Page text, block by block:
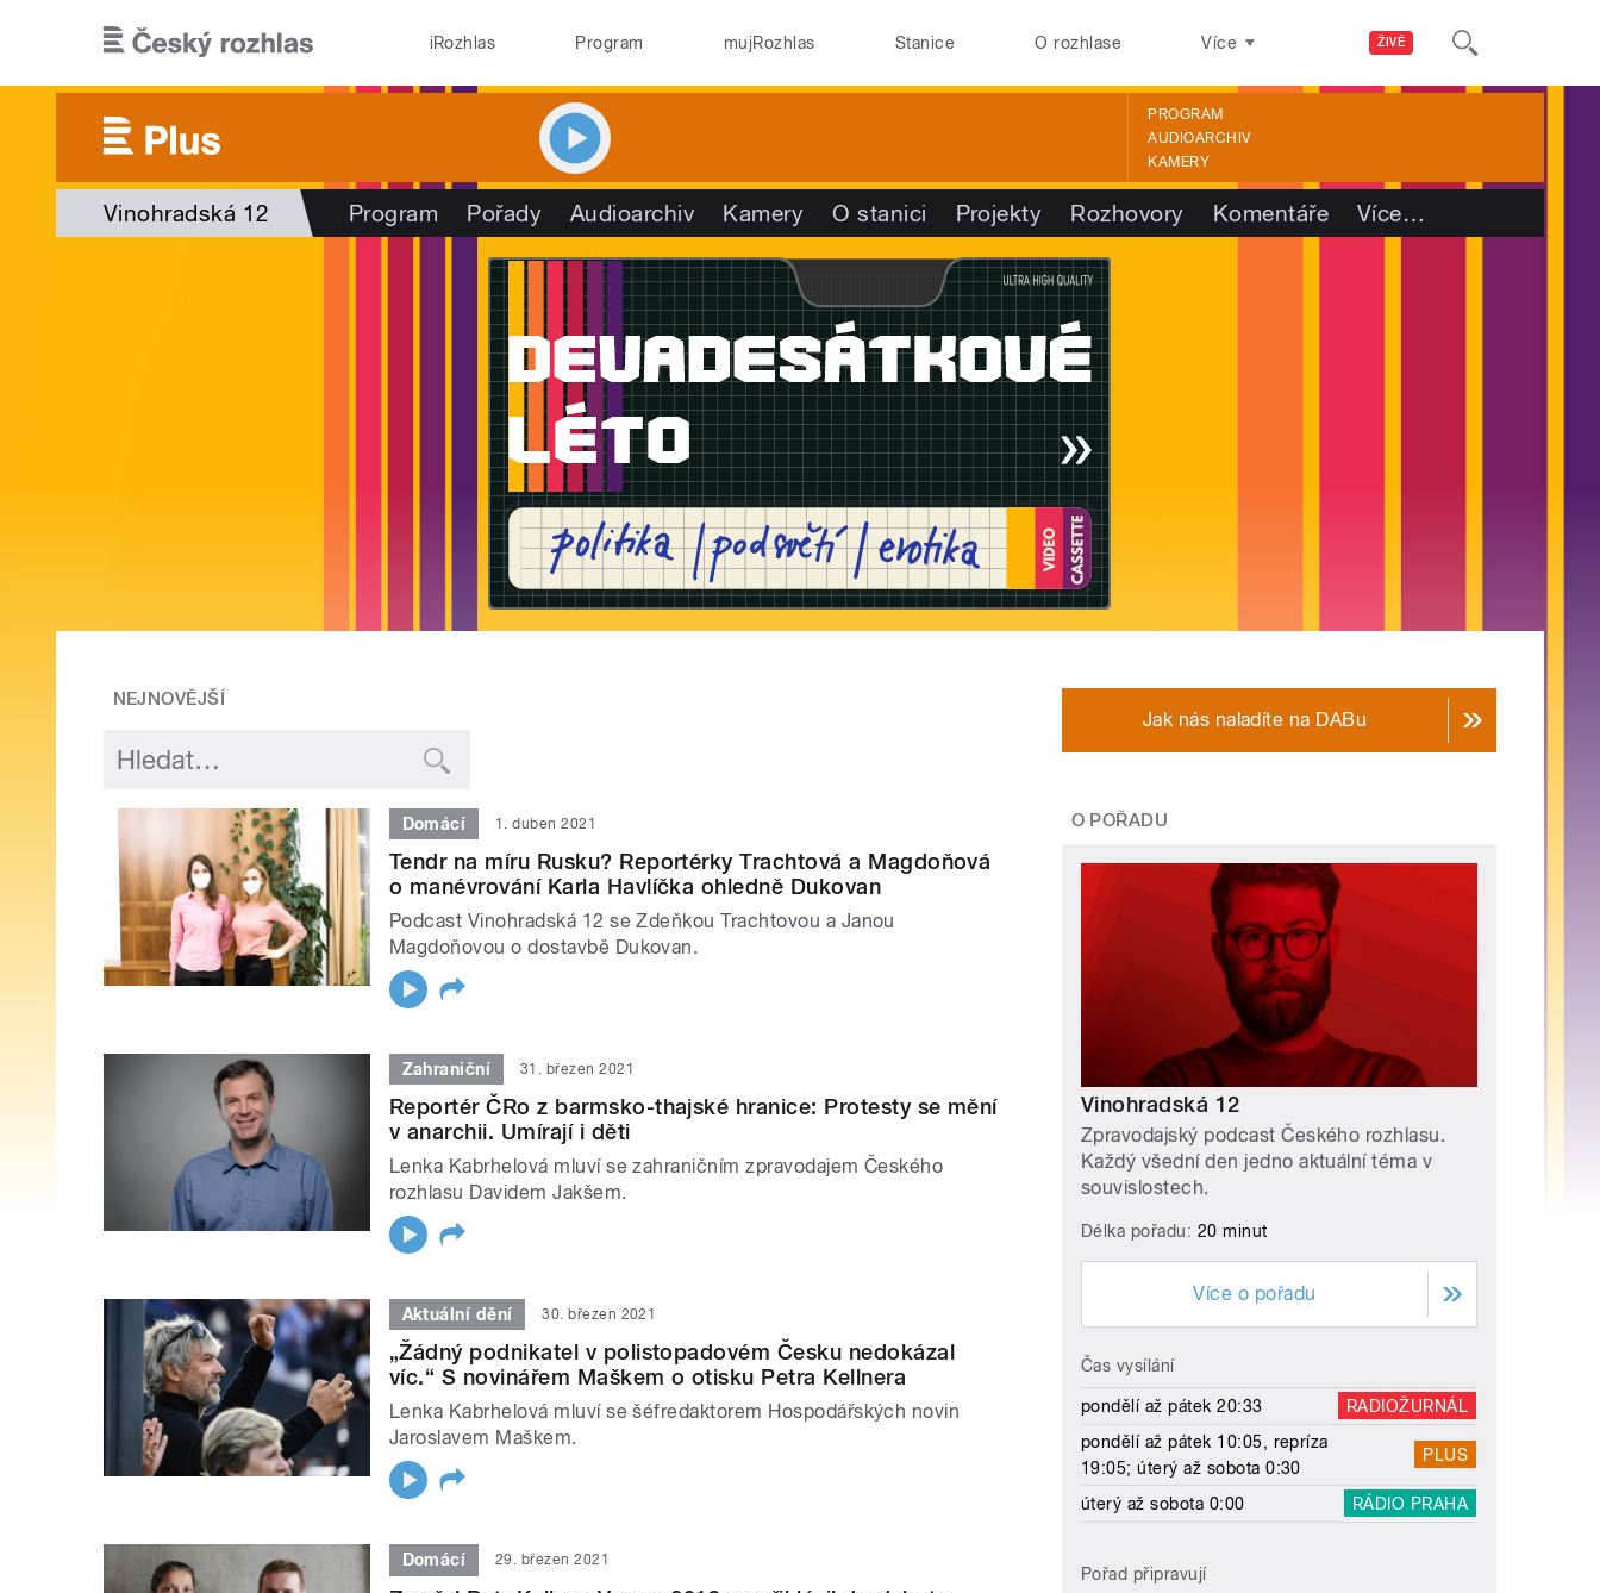
ŽIVĚ
iRozhlas Program mujRozhlas Stanice O rozhlase Více
PROGRAM
AUDIOARCHIV
KAMERY
Vinohradská 12 Program Pořady Audioarchiv Kamery O stanici Projekty Rozhovory Komentáře Více…
NEJNOVĚJŠÍ
Domácí 1. duben 2021
Tendr na míru Rusku? Reportérky Trachtová a Magdoňová
o manévrování Karla Havlíčka ohledně Dukovan
Podcast Vinohradská 12 se Zdeňkou Trachtovou a Janou
Magdoňovou o dostavbě Dukovan.
Zahraniční 31. březen 2021
Reportér ČRo z barmsko-thajské hranice: Protesty se mění
v anarchii. Umírají i děti
Lenka Kabrhelová mluví se zahraničním zpravodajem Českého
rozhlasu Davidem Jakšem.
Aktuální dění 30. březen 2021
„Žádný podnikatel v polistopadovém Česku nedokázal
víc.“ S novinářem Maškem o otisku Petra Kellnera
Lenka Kabrhelová mluví se šéfredaktorem Hospodářských novin
Jaroslavem Maškem.
Domácí 29. březen 2021
Jak nás naladíte na DABu
O POŘADU
Vinohradská 12
Zpravodajský podcast Českého rozhlasu.
Každý všední den jedno aktuální téma v
souvislostech.
Délka pořadu: 20 minut
Více o pořadu
Čas vysílání
pondělí až pátek 20:33
RADIOŽURNÁL
pondělí až pátek 10:05, repríza
19:05; úterý až sobota 0:30
PLUS
úterý až sobota 0:00 RÁDIO PRAHA
Pořad připravují